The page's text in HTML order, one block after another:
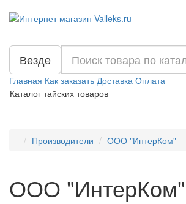
Везде
Главная Как заказать Доставка Оплата
Каталог тайских товаров
Производители ООО "ИнтерКом"
ООО "ИнтерКом"